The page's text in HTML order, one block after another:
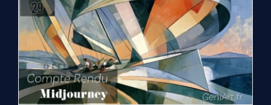
Compte rendu
midjourney du 29 Juillet
2026